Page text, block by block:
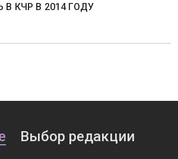
В КЧР В 2014 ГОДУ
Выбор редакции